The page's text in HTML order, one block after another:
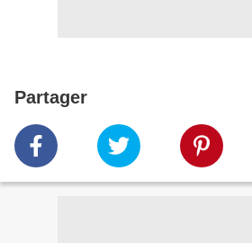
Partager